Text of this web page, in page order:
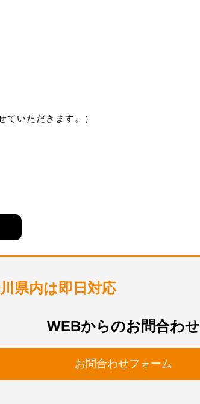
いただきます。）
県内は即日対応
WEBからのお問合わせ
お問合わせフォーム